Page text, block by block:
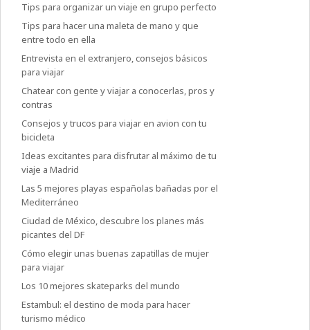
Tips para organizar un viaje en grupo perfecto
Tips para hacer una maleta de mano y que
entre todo en ella
Entrevista en el extranjero, consejos básicos
para viajar
Chatear con gente y viajar a conocerlas, pros y
contras
Consejos y trucos para viajar en avion con tu
bicicleta
Ideas excitantes para disfrutar al máximo de tu
viaje a Madrid
Las 5 mejores playas españolas bañadas por el
Mediterráneo
Ciudad de México, descubre los planes más
picantes del DF
Cómo elegir unas buenas zapatillas de mujer
para viajar
Los 10 mejores skateparks del mundo
Estambul: el destino de moda para hacer
turismo médico